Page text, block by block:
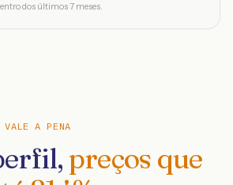
dos últimos 7 meses.
VALE A PENA
preços que